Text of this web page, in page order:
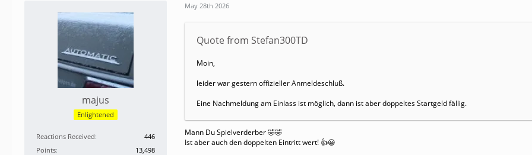
majus
Enlightened
Reactions Received
446
Points
13,498
May 28th 2026
Quote from Stefan300TD
Moin,
leider war gestern offizieller Anmeldeschluß.
Eine Nachmeldung am Einlass ist möglich, dann ist aber doppeltes Startgeld fällig.
Mann Du Spielverderber 🤣🤣
Ist aber auch den doppelten Eintritt wert! 👍😀